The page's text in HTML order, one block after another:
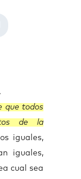
que todos
de la
iguales,
iguales,
cual sea